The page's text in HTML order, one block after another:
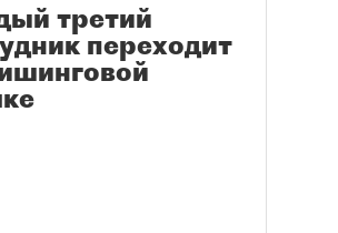
третий
переходит